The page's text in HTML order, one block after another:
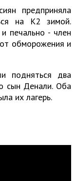
предприняла
на К2 зимой.
печально - член
обморожения и
подняться два
сын Денали. Оба
их лагерь.